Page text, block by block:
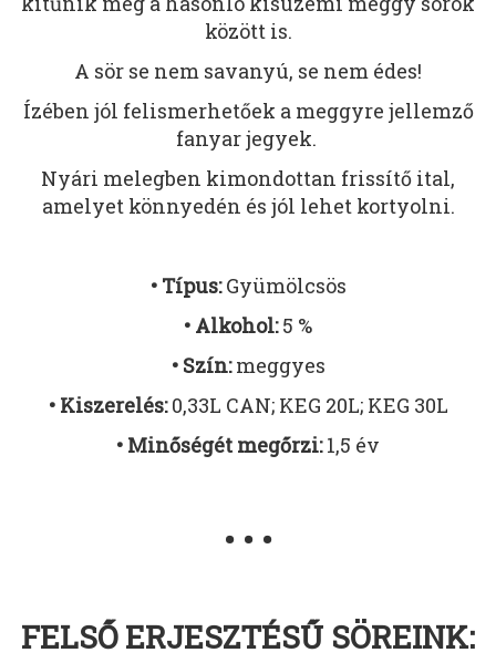
között is.
A sör se nem savanyú, se nem édes!
Ízében jól felismerhetőek a meggyre jellemző
fanyar jegyek.
Nyári melegben kimondottan frissítő ital,
amelyet könnyedén és jól lehet kortyolni.
• Típus:Gyümölcsös
• Alkohol:5 %
• Szín:meggyes
• Kiszerelés:0,33L CAN; KEG 20L; KEG 30L
• Minőségét megőrzi:1,5 év
• • •
FELSŐ ERJESZTÉSŰ SÖREINK: